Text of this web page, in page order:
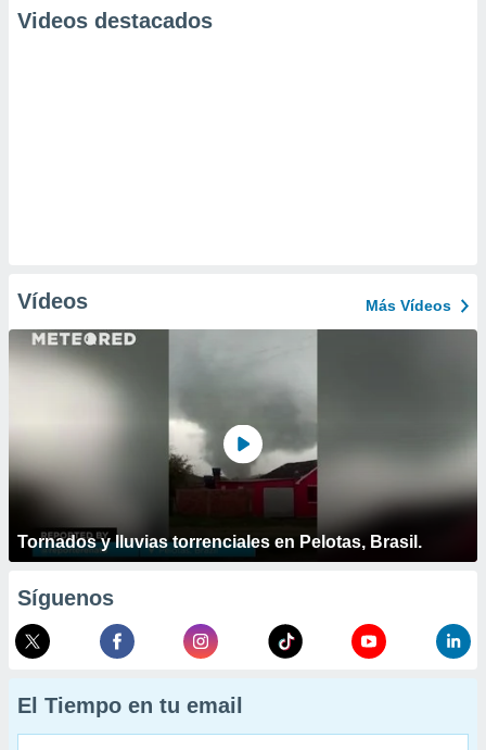
Videos destacados
Vídeos Más Vídeos
Tornados y lluvias torrenciales en Pelotas, Brasil.
Síguenos
El Tiempo en tu email